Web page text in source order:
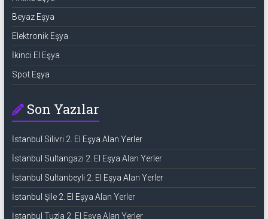
Beyaz Eşya
Elektronik Eşya
İkinci El Eşya
Spot Eşya
Son Yazılar
İstanbul Silivri 2. El Eşya Alan Yerler
İstanbul Sultangazi 2. El Eşya Alan Yerler
İstanbul Sultanbeyli 2. El Eşya Alan Yerler
İstanbul Şile 2. El Eşya Alan Yerler
İstanbul Tuzla 2. El Eşya Alan Yerler